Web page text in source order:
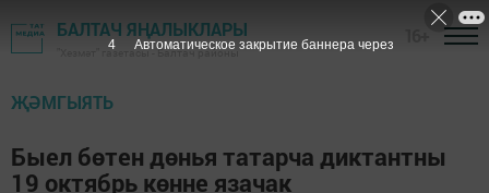
БАЛТАЧ ЯҢАЛЫКЛАРЫ
"Хезмәт" газетасы - Балтач районы
ҖӘМГЫЯТЬ
Быел бөтен дөнья татарча диктантны
19 октябрь көнне язачак
3 Автоматическое закрытие баннера через